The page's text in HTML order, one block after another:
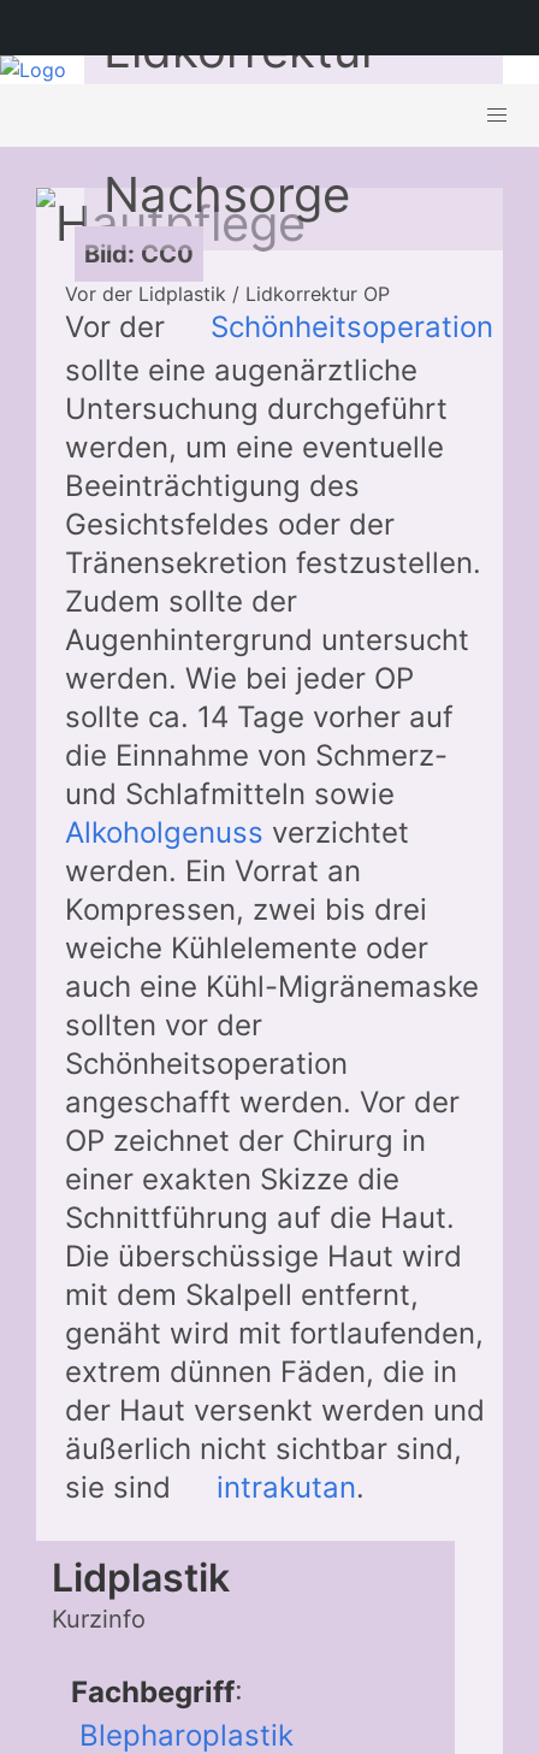
Bild: CC0
Lidkorrektur –
Nachsorge
Vor der Lidplastik / Lidkorrektur OP
Vor der
Schönheitsoperation
sollte eine augenärztliche
Untersuchung durchgeführt
werden, um eine eventuelle
Beeinträchtigung des
Gesichtsfeldes oder der
Tränensekretion festzustellen.
Zudem sollte der
Augenhintergrund untersucht
werden. Wie bei jeder OP
sollte ca. 14 Tage vorher auf
die Einnahme von Schmerz-
und Schlafmitteln sowie
Alkoholgenuss verzichtet
werden. Ein Vorrat an
Kompressen, zwei bis drei
weiche Kühlelemente oder
auch eine Kühl-Migränemaske
sollten vor der
Schönheitsoperation
angeschafft werden. Vor der
OP zeichnet der Chirurg in
einer exakten Skizze die
Schnittführung auf die Haut.
Die überschüssige Haut wird
mit dem Skalpell entfernt,
genäht wird mit fortlaufenden,
extrem dünnen Fäden, die in
der Haut versenkt werden und
äußerlich nicht sichtbar sind,
sie sind
intrakutan.
Lidplastik
Kurzinfo
Fachbegriff:
Blepharoplastik